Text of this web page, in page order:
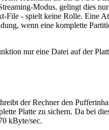
Modus. gelingt dies
File - spielt keine Rolle. Eine
wenn eine komplette
nur eine Datei auf der
der Rechner den
Platte zu sichern. Da bei
kByte/sec.